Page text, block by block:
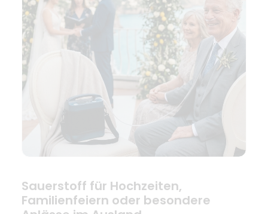
Sauerstoff für Hochzeiten,
Familienfeiern oder besondere